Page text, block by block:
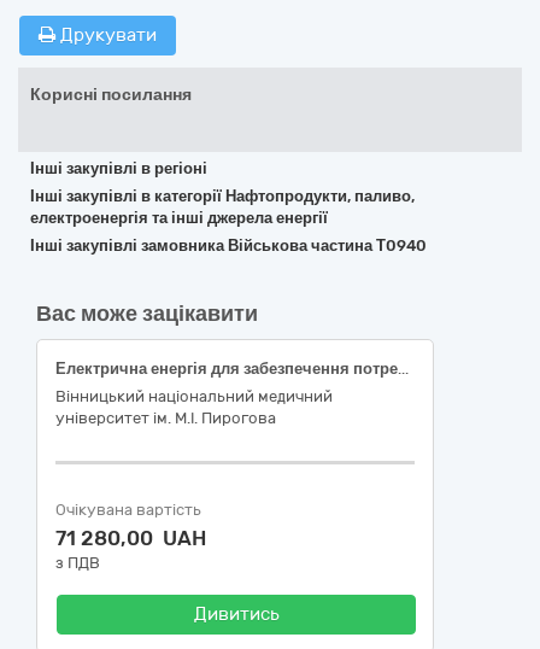
Друкувати
Корисні посилання
Інші закупівлі в регіоні
Інші закупівлі в категорії Нафтопродукти, паливо,
електроенергія та інші джерела енергії
Інші закупівлі замовника Військова частина Т0940
Вас може зацікавити
Електрична енергія для забезпечення потреб електроустановок (гуртожитку)
Вінницький національний медичний
університет ім. М.І. Пирогова
Очікувана вартість
71 280,00 UAH
з ПДВ
Дивитись